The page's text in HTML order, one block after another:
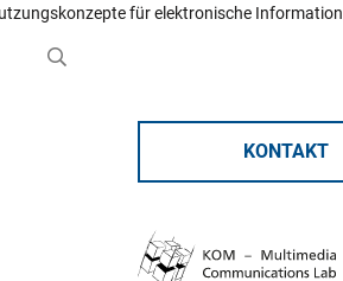
für elektronische Information
KONTAKT